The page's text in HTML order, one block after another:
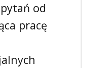
od
pracę